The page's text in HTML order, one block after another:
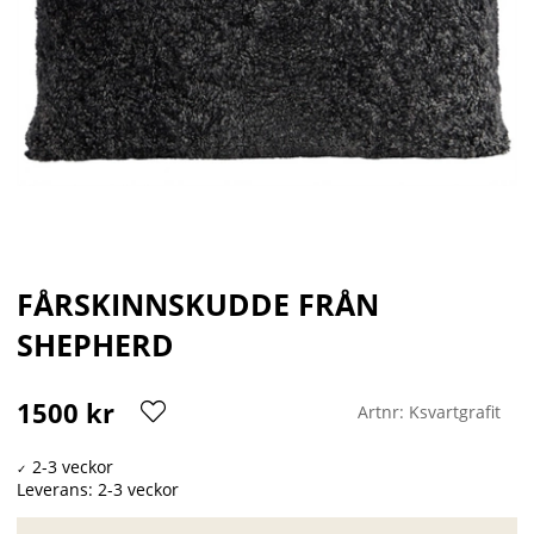
FÅRSKINNSKUDDE FRÅN
SHEPHERD
1500 kr Artnr: Ksvartgrafit
Leverans: 2-3 veckor